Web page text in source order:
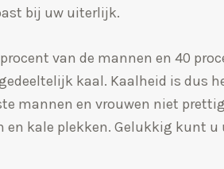
bij uw uiterlijk.
van de mannen en 40
kaal. Kaalheid is dus
mannen en vrouwen niet
en kale plekken. Gelukkig kunt